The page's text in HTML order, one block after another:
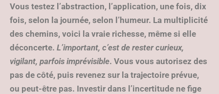
Vous testez l’abstraction, l’application, une fois, dix
fois, selon la journée, selon l’humeur. La multiplicité
des chemins, voici la vraie richesse, même si elle
déconcerte. L’important, c’est de rester curieux,
vigilant, parfois imprévisible. Vous vous autorisez des
pas de côté, puis revenez sur la trajectoire prévue,
ou peut-être pas. Investir dans l’incertitude ne fige